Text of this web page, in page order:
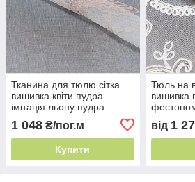
Тканина для тюлю сітка
вишивка квіти пудра
імітація льону пудра
фестоном 46г/м² квітковий
прованс
1 048 ₴/пог.м
Купити
Тюль на
вишивка
290см
від 1